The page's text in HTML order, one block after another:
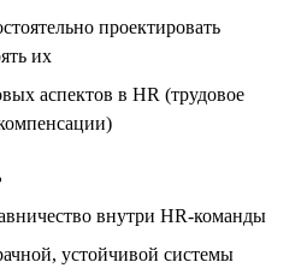
проектировать
их
аспектов в HR (трудовое
внутри HR-команды
устойчивой системы